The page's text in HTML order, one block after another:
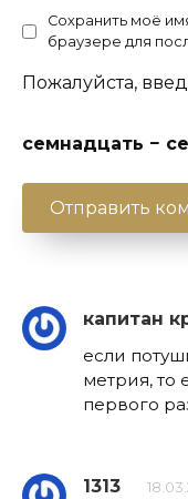
Сохранить моё
браузере для
Пожалуйста,
семнадцать −
капитан
если
метрия, то
первого
1313